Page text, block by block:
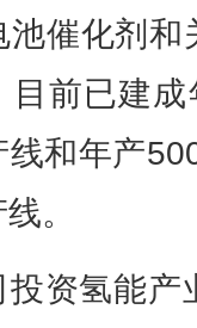
池催化剂
目前已建
线和年产
。
投资氢能产